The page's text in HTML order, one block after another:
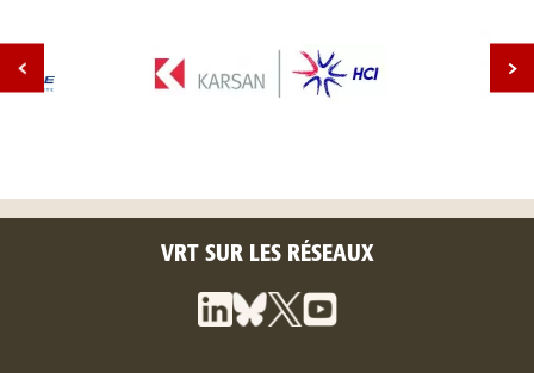
VRT SUR LES RÉSEAUX